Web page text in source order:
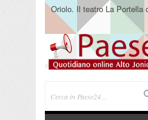
Oriolo. Il teatro La Portella
terra” del